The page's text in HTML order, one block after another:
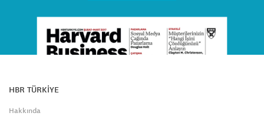
HBR TÜRKİYE
Hakkında